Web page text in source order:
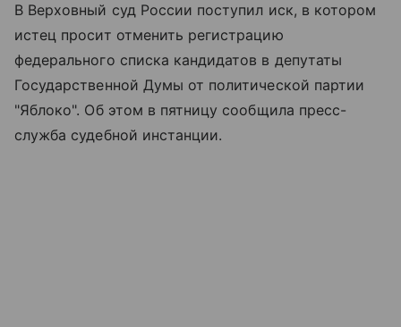
В Верховный суд России поступил иск, в котором
истец просит отменить регистрацию
федерального списка кандидатов в депутаты
Государственной Думы от политической партии
"Яблоко". Об этом в пятницу сообщила пресс-
служба судебной инстанции.